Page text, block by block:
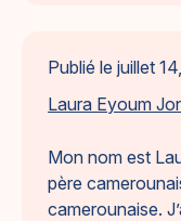
Publié le juillet
Laura Eyoum
Mon nom est
père
camerounaise.